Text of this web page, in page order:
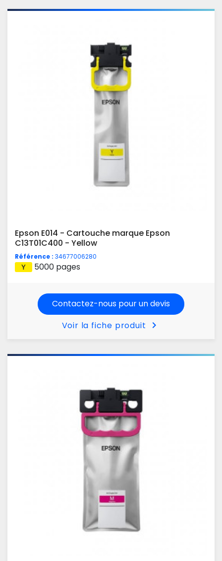
Epson E014 - Cartouche marque Epson
C13T01C400 - Yellow
Référence : 34677006280
5000 pages
Contactez-nous pour un devis
Voir la fiche produit
chevron_right